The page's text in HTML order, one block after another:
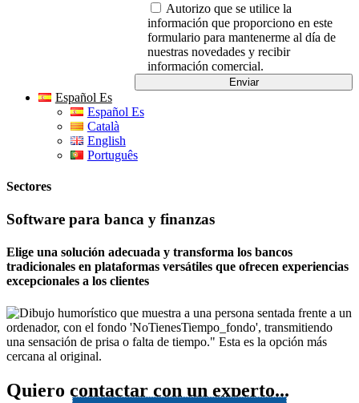
Autorizo que se utilice la
información que proporciono en este
formulario para mantenerme al día de
nuestras novedades y recibir
información comercial.
Español Es
Español Es
Català
English
Português
Sectores
Software para banca y finanzas
Elige una solución adecuada y transforma los bancos
tradicionales en plataformas versátiles que ofrecen experiencias
excepcionales a los clientes
Quiero contactar con un experto...